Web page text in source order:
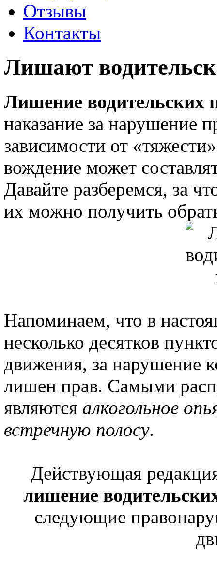
Отзывы
Контакты
Лишают
Лишение водительских
наказание за нарушение
зависимости от
вождение может
Давайте разберемся, за
их можно получить
Напоминаем, что в
несколько десятков
движения, за нарушение
лишен прав. Самыми
являются алкогольное
встречную полосу.
Действующая
лишение
следующие